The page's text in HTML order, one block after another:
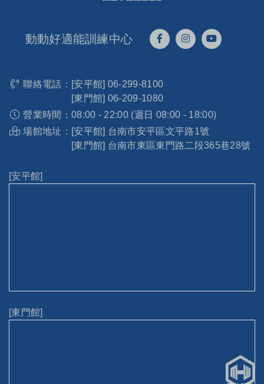
動動好適能訓練中心
聯絡電話： [安平館] 06-299-8100
[東門館] 06-209-1080
營業時間： 08:00 - 22:00 (週日 08:00 - 18:00)
場館地址： [安平館] 台南市安平區文平路1號
[東門館] 台南市東區東門路二段365巷28號
[安平館]
[東門館]